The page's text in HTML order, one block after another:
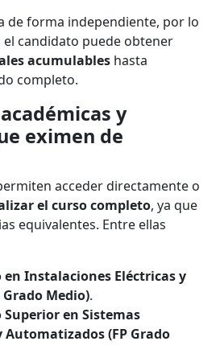
de forma independiente, por lo
el candidato puede obtener
acumulables hasta
completo.
y
eximen de
acceder directamente o
el curso completo, ya que
equivalentes. Entre ellas
en Instalaciones Eléctricas y
Medio).
Superior en Sistemas
Automatizados (FP Grado